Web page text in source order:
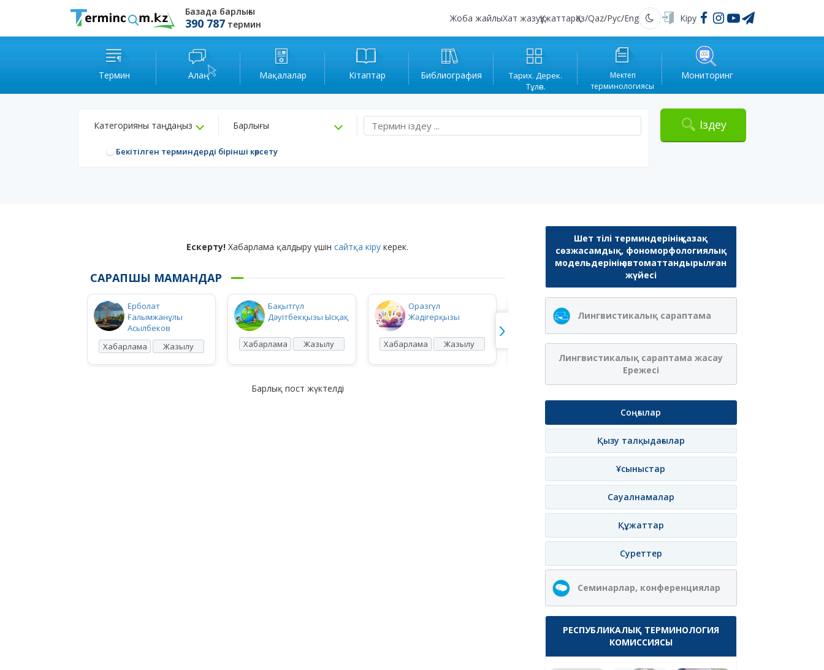
Базада барлығы
390 787 термин
Жоба жайлыХат жазуҚұжаттарҚаз/Qaz/Рус/Eng Қараңғы Кіру
Термин Алаң Мақалалар Кітаптар Библиография
Тарих. Дерек.
Тұлға.
Мектеп
терминологиясы
Мониторинг
Категорияны таңдаңыз Барлығы
Бекітілген терминдерді бірінші көрсету
Іздеу
Ескерту! Хабарлама қалдыру үшінсайтқа кіру керек.
САРАПШЫ МАМАНДАР
Ерболат
Ғалымжанұлы
Асылбеков
Хабарлама
Жазылу
Бақытгүл
Дәуітбекқызы Ысқақ
Хабарлама Жазылу
Оразгүл
Жәдігерқызы
Хабарлама Жазылу
Ақжібек
Нұрланқызы Ахмет
Хабарлама Жазылу
Итеғұлова
Хабарлама Жазылу
Барлық пост жүктелді
Шет тілі терминдерінің қазақ
сөзжасамдық, фономорфологиялық
модельдерінің автоматтандырылған
жүйесі
Лингвистикалық сараптама
Лингвистикалық сараптама жасау
Ережесі
Соңғылар
Қызу талқыдағылар
Ұсыныстар
Сауалнамалар
Құжаттар
Суреттер
Семинарлар, конференциялар
РЕСПУБЛИКАЛЫҚ ТЕРМИНОЛОГИЯ
КОМИССИЯСЫ